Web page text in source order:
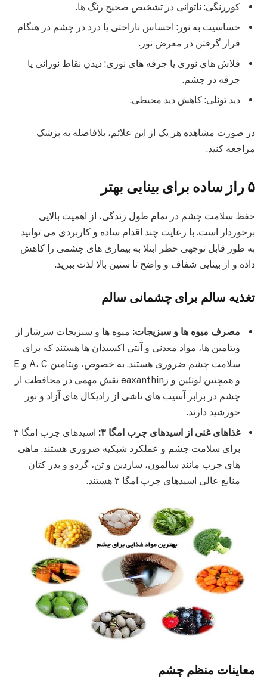
کوررنگی: ناتوانی در تشخیص صحیح رنگ ها.
حساسیت به نور: احساس ناراحتی یا درد در چشم در هنگام
قرار گرفتن در معرض نور.
فلاش های نوری یا جرقه های نوری: دیدن نقاط نورانی یا
جرقه در چشم.
دید تونلی: کاهش دید محیطی.
در صورت مشاهده هر یک از این علائم، بلافاصله به پزشک
مراجعه کنید.
۵ راز ساده برای بینایی بهتر
حفظ سلامت چشم در تمام طول زندگی، از اهمیت بالایی
برخوردار است. با رعایت چند اقدام ساده و کاربردی می توانید
به طور قابل توجهی خطر ابتلا به بیماری های چشمی را کاهش
داده و از بینایی شفاف و واضح تا سنین بالا لذت ببرید.
تغذیه سالم برای چشمانی سالم
مصرف میوه ها و سبزیجات: میوه ها و سبزیجات سرشار از
ویتامین ها، مواد معدنی و آنتی اکسیدان ها هستند که برای
سلامت چشم ضروری هستند. به خصوص، ویتامین A، C و E
و همچنین لوتئین و زeaxanthin نقش مهمی در محافظت از
چشم در برابر آسیب های ناشی از رادیکال های آزاد و نور
خورشید دارند.
غذاهای غنی از اسیدهای چرب امگا ۳:
اسیدهای چرب امگا ۳
برای سلامت چشم و عملکرد شبکیه ضروری هستند. ماهی
های چرب مانند سالمون، ساردین و تن، گردو و بذر کتان
منابع عالی اسیدهای چرب امگا ۳ هستند.
معاینات منظم چشم